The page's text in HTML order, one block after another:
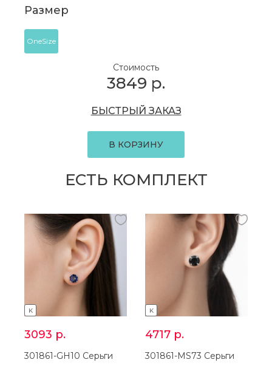
Размер
OneSize
Стоимость
3849 р.
БЫСТРЫЙ ЗАКАЗ
В КОРЗИНУ
ЕСТЬ КОМПЛЕКТ
K
3093 р.
301861-GH10 Серьги
K
4717 р.
301861-MS73 Серьги